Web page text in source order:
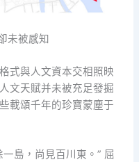
未被感知
式與人文資本交相照映
文天賦并未被充足發掘
載頌千年的珍寶蒙塵于
島，尚見百川東。” 屈